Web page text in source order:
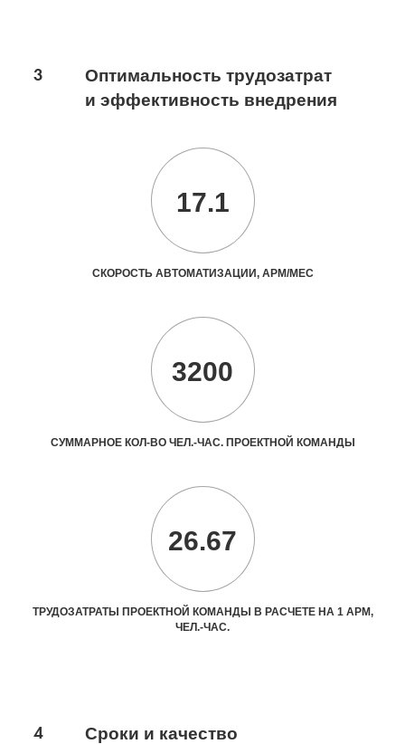
3
Оптимальность трудозатрат
и эффективность внедрения
17.1
СКОРОСТЬ АВТОМАТИЗАЦИИ, АРМ/МЕС
3200
СУММАРНОЕ КОЛ-ВО ЧЕЛ.-ЧАС. ПРОЕКТНОЙ КОМАНДЫ
26.67
ТРУДОЗАТРАТЫ ПРОЕКТНОЙ КОМАНДЫ В РАСЧЕТЕ НА 1 АРМ,
ЧЕЛ.-ЧАС.
4 Сроки и качество